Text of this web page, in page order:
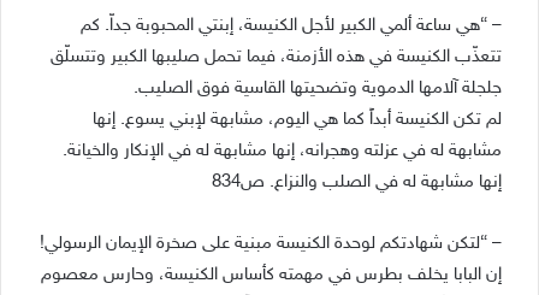
– “هي ساعة ألمي الكبير لأجل الكنيسة، إبنتي المحبوبة جداّ. كم
تتعذّب الكنيسة في هذه الأزمنة، فيما تحمل صليبها الكبير وتتسلّق
جلجلة آلامها الدموية وتضحيتها القاسية فوق الصليب.
لم تكن الكنيسة أبداً كما هي اليوم، مشابهة لإبني يسوع. إنها
مشابهة له في عزلته وهجرانه، إنها مشابهة له في الإنكار والخيانة.
إنها مشابهة له في الصلب والنزاع. ص834
– “لتكن شهادتكم لوحدة الكنيسة مبنية على صخرة الإيمان الرسولي!
إن البابا يخلف بطرس في مهمته كأساس الكنيسة، وحارس معصوم